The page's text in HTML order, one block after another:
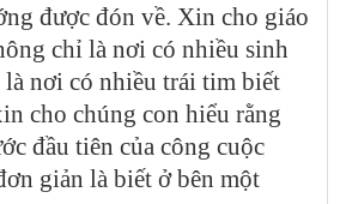
được đón về. Xin cho giáo
chỉ là nơi có nhiều sinh
nơi có nhiều trái tim biết
cho chúng con hiểu rằng
đầu tiên của công cuộc
giản là biết ở bên một